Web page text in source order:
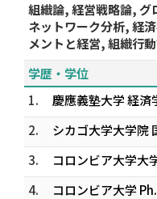
組織論, 経営戦略論, グ
ネットワーク分析, 経
メントと経営, 組織行
学歴・学位
1.
慶應義塾大学 経済
2.
シカゴ大学大学院
3.
コロンビア大学大
4.
コロンビア大学